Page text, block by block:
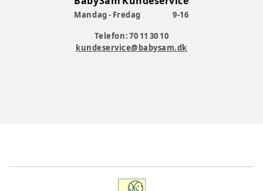
Mandag - Fredag
9-16
Telefon: 70 11 30 10
kundeservice@babysam.dk